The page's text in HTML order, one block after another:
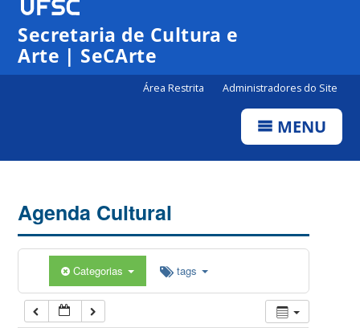
Secretaria de Cultura e
Arte | SeCArte
Área Restrita Administradores do Site
MENU
Agenda Cultural
Categorias tags
1:00
5:00
7:00